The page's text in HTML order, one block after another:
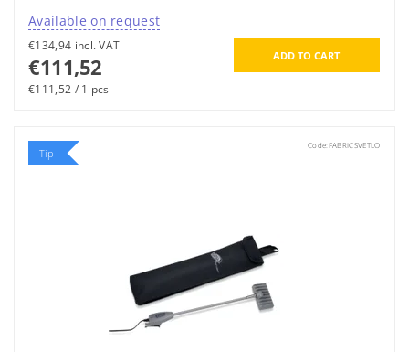
Available on request
€134,94 incl. VAT
€111,52
€111,52 / 1 pcs
Tip
Code:FABRICSVETLO